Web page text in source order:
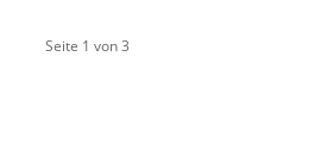
Seite 1 von 3